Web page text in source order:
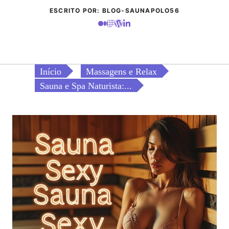
ESCRITO POR: BLOG-SAUNAPOLO56
Início
Massagens e Relax
Sauna e Spa Naturista:...